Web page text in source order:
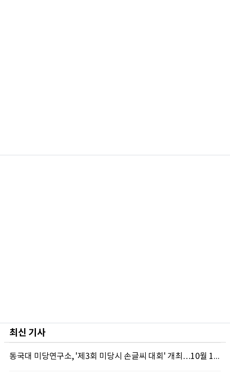
최신 기사
동국대 미당연구소, '제3회 미당시 손글씨 대회' 개최…10월 12일까지 접수